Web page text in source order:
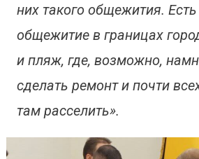
них такого общежития.
общежитие в границах
и пляж, где, возможно,
сделать ремонт и почти
там расселить».